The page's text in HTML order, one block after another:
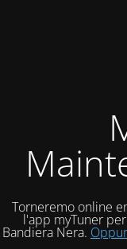
Torneremo online
l'app myTuner
Bandiera Nera.